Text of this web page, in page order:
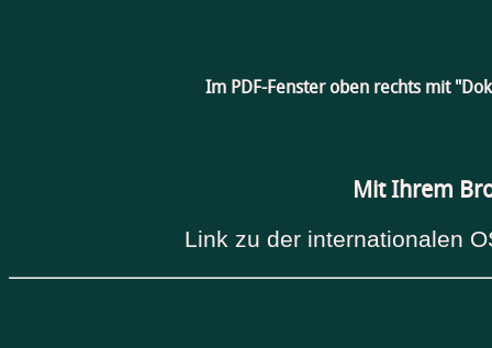
Im PDF-Fenster oben rechts mit
Mit Ihrem
Link zu der internationalen